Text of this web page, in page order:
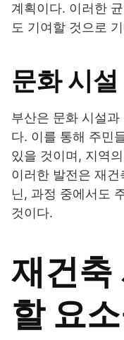
계획이다. 이러한
도 기여할 것으로
문화 시
부산은 문화 시설
다. 이를 통해 주민
있을 것이며, 지역
이러한 발전은 재
닌, 과정 중에서도
것이다.
재건축
할 요